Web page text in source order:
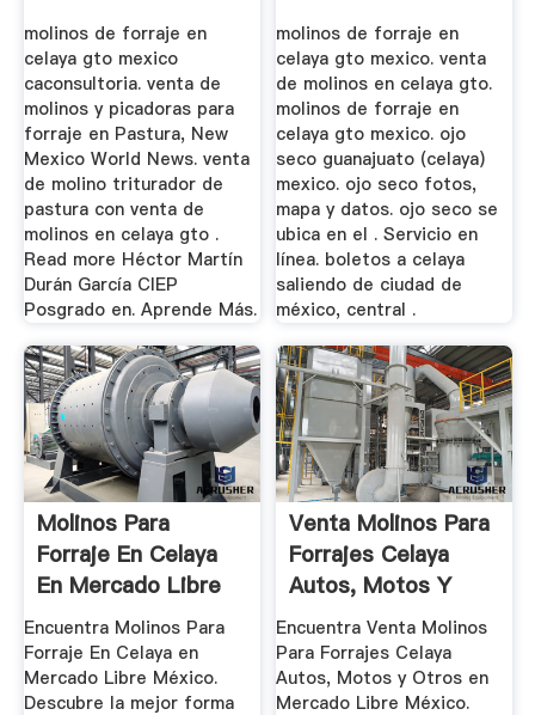
molinos de forraje en
celaya gto mexico
caconsultoria. venta de
molinos y picadoras para
forraje en Pastura, New
Mexico World News. venta
de molino triturador de
pastura con venta de
molinos en celaya gto .
Read more Héctor Martín
Durán García CIEP
Posgrado en. Aprende Más.
molinos de forraje en
celaya gto mexico. venta
de molinos en celaya gto.
molinos de forraje en
celaya gto mexico. ojo
seco guanajuato (celaya)
mexico. ojo seco fotos,
mapa y datos. ojo seco se
ubica en el . Servicio en
línea. boletos a celaya
saliendo de ciudad de
méxico, central .
Molinos Para
Forraje En Celaya
En Mercado Libre
México
Encuentra Molinos Para
Forraje En Celaya en
Mercado Libre México.
Descubre la mejor forma
Venta Molinos Para
Forrajes Celaya
Autos, Motos Y
Otros ...
Encuentra Venta Molinos
Para Forrajes Celaya
Autos, Motos y Otros en
Mercado Libre México.